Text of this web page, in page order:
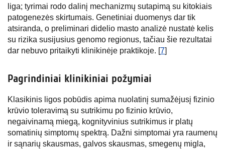
liga; tyrimai rodo dalinį mechanizmų sutapimą su kitokiais
patogenezės skirtumais. Genetiniai duomenys dar tik
atsiranda, o preliminari didelio masto analizė nustatė kelis
su rizika susijusius genomo regionus, tačiau šie rezultatai
dar nebuvo pritaikyti klinikinėje praktikoje. [7]
Pagrindiniai klinikiniai požymiai
Klasikinis ligos pobūdis apima nuolatinį sumažėjusį fizinio
krūvio toleravimą su sutrikimu po fizinio krūvio,
negaivinamą miegą, kognityvinius sutrikimus ir platų
somatinių simptomų spektrą. Dažni simptomai yra raumenų
ir sąnarių skausmas, galvos skausmas, smegenų migla,